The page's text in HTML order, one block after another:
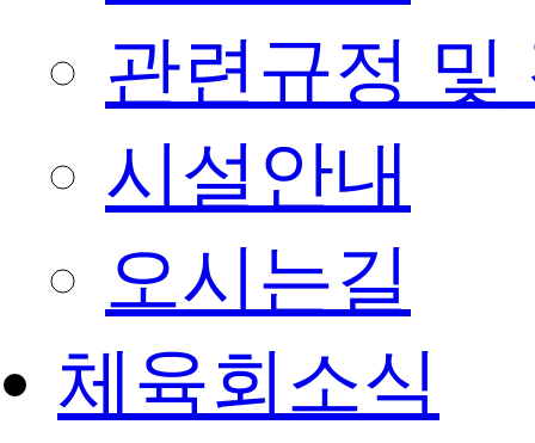
관련규정 및
시설안내
오시는길
체육회소식